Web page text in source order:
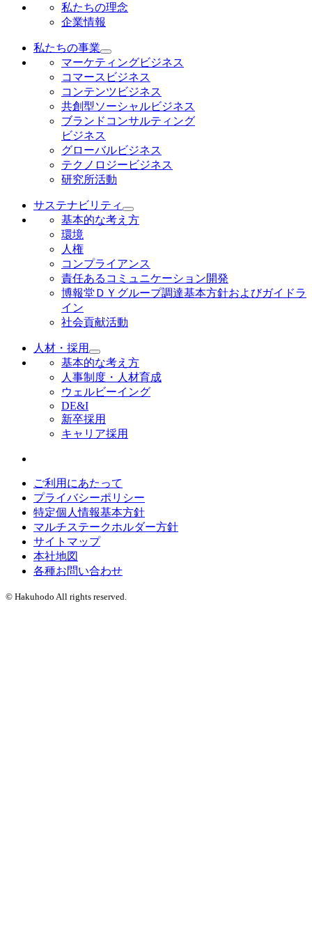
私たちの理念
企業情報
私たちの事業
マーケティングビジネス
コマースビジネス
コンテンツビジネス
共創型ソーシャルビジネス
ブランドコンサルティング
ビジネス
グローバルビジネス
テクノロジービジネス
研究所活動
サステナビリティ
基本的な考え方
環境
人権
コンプライアンス
責任あるコミュニケーション開発
博報堂ＤＹグループ調達基本方針およびガイドラ
イン
社会貢献活動
人材・採用
基本的な考え方
人事制度・人材育成
ウェルビーイング
DE&I
新卒採用
キャリア採用
ご利用にあたって
プライバシーポリシー
特定個人情報基本方針
マルチステークホルダー方針
サイトマップ
本社地図
各種お問い合わせ
© Hakuhodo All rights reserved.